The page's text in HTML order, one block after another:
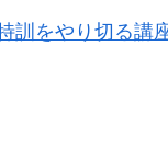
訓をやり切る講